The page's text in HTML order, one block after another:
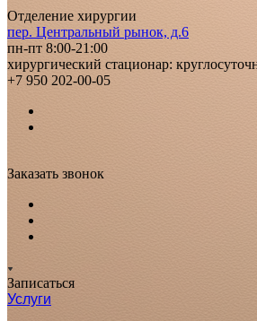
Отделение хирургии
пер. Центральный рынок, д.6
пн-пт 8:00-21:00
хирургический стационар:
+7 950 202-00-05
Заказать звонок
Записаться
Услуги